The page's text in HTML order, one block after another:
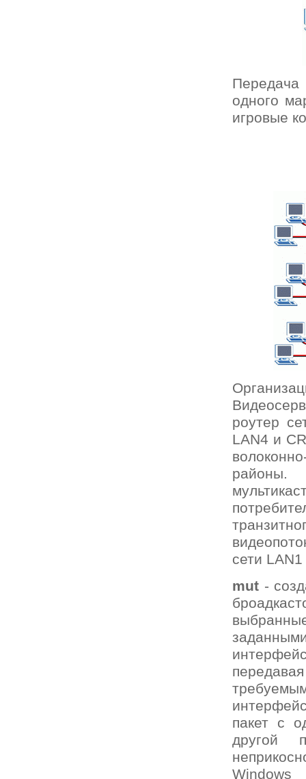
Передача
одного
игровые
роутер
LAN4 и
сети LAN1
mut -
пакет с
другой